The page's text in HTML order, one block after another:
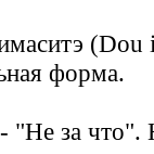
форма.
"Не за что".